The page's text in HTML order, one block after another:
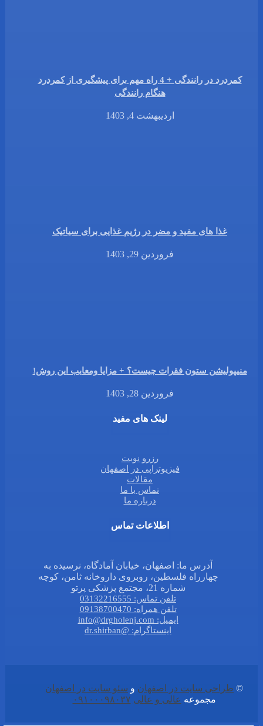
کمردرد در رانندگی + 4 راه مهم برای پیشگیری از کمردرد
هنگام رانندگی
اردیبهشت 4, 1403
غذا های مفید و مضر در رژیم غذایی برای سیاتیک
فروردین 29, 1403
منیپولیشن ستون فقرات چیست؟ + مزایا ومعایب این روش!
فروردین 28, 1403
لینک های مفید
رزرو نوبت
فیزیوتراپی در اصفهان
مقالات
تماس با ما
درباره ما
اطلاعات تماس
آدرس ما: اصفهان، خیابان آمادگاه، نرسیده به
چهارراه فلسطین، روبروی داروخانه ثامن، کوچه
شماره 21، مجتمع پزشکی پرتو
تلفن تماس: 03132216555
تلفن همراه: 09138700470
ایمیل: info@drgholenj.com
اینستاگرام: @dr.shirban
© طراحی سایت در اصفهان و سئو سایت در اصفهان
مجموعه عالی و عالی ۰۹۱۰۰۰۹۸۰۳۷